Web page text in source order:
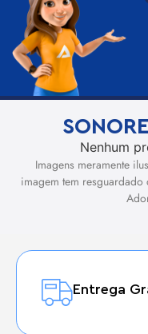
Nenhum
Imagens meramente
imagem tem
Entrega